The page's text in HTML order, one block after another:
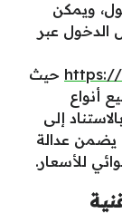
ويمكن
الدخول عبر
https:// حيث
أنواع
إلى
يضمن عدالة
للأسعار.